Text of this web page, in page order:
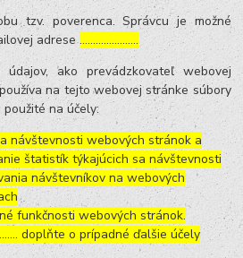
tzv. poverenca. Správcu je možné
adrese………………….
údajov, ako prevádzkovateľ webovej
na tejto webovej stránke súbory
na účely:
návštevnosti webových stránok a
štatistík týkajúcich sa návštevnosti
návštevníkov na webových
funkčnosti webových stránok.
doplňte o prípadné ďalšie účely